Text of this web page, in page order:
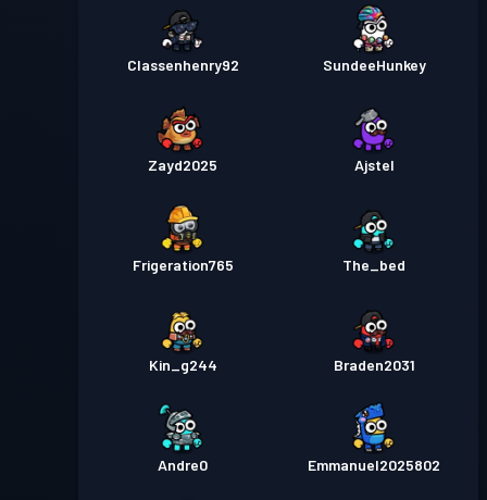
Classenhenry92 SundeeHunkey
Zayd2025 Ajstel
Frigeration765 The_bed
Kin_g244 Braden2031
Andre0 Emmanuel2025802